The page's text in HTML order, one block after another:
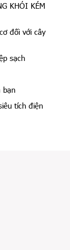
KHÓI KÉM
đối với cây
sạch
bạn
tích điện